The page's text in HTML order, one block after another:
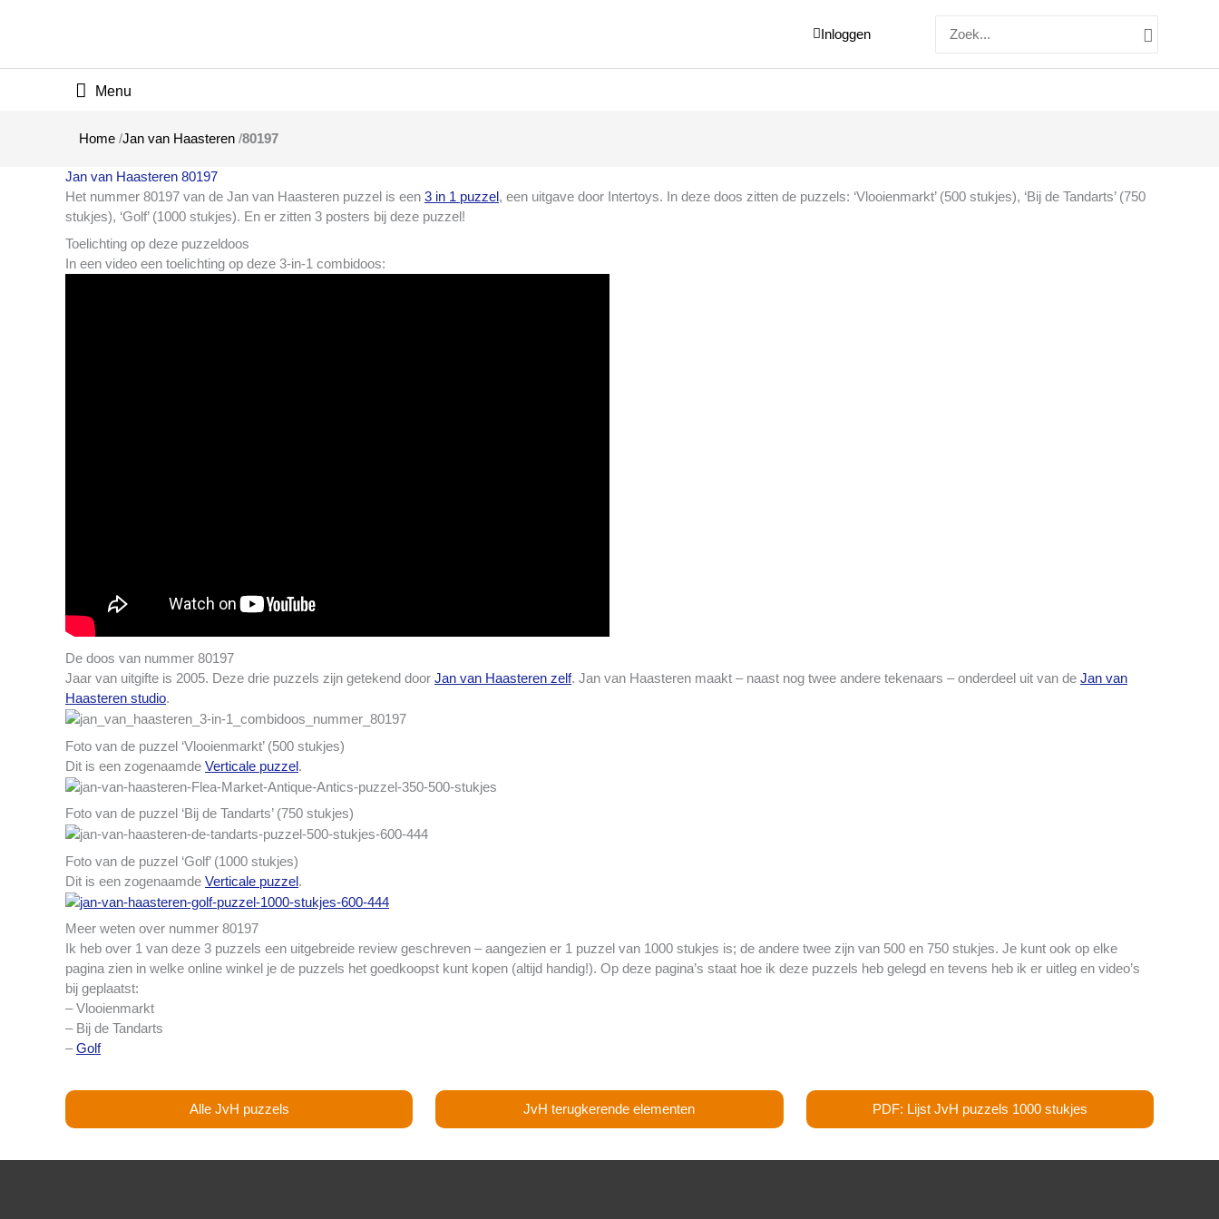
Inloggen
naar:
Hoofdmenu
Home /Jan van Haasteren /80197
Jan van Haasteren 80197
Het nummer 80197 van de Jan van Haasteren puzzel is een 3 in 1 puzzel, een uitgave door Intertoys. In deze doos zitten de puzzels: ‘Vlooienmarkt’ (500 stukjes), ‘Bij de Tandarts’ (750
stukjes), ‘Golf’ (1000 stukjes). En er zitten 3 posters bij deze puzzel!
Toelichting op deze puzzeldoos
In een video een toelichting op deze 3-in-1 combidoos:
De doos van nummer 80197
Jaar van uitgifte is 2005. Deze drie puzzels zijn getekend door Jan van Haasteren zelf. Jan van Haasteren maakt – naast nog twee andere tekenaars – onderdeel uit van de Jan van
Haasteren studio.
Foto van de puzzel ‘Vlooienmarkt’ (500 stukjes)
Dit is een zogenaamde Verticale puzzel.
Foto van de puzzel ‘Bij de Tandarts’ (750 stukjes)
Foto van de puzzel ‘Golf’ (1000 stukjes)
Dit is een zogenaamde Verticale puzzel.
Meer weten over nummer 80197
Ik heb over 1 van deze 3 puzzels een uitgebreide review geschreven – aangezien er 1 puzzel van 1000 stukjes is; de andere twee zijn van 500 en 750 stukjes. Je kunt ook op elke
pagina zien in welke online winkel je de puzzels het goedkoopst kunt kopen (altijd handig!). Op deze pagina’s staat hoe ik deze puzzels heb gelegd en tevens heb ik er uitleg en video’s
bij geplaatst:
– Vlooienmarkt
– Bij de Tandarts
–Golf
Alle JvH puzzels JvH terugkerende elementen PDF: Lijst JvH puzzels 1000 stukjes